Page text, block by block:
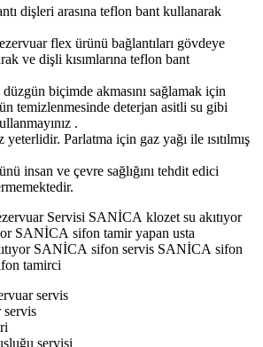
dişleri arasına teflon bant kullanarak
flex ürünü bağlantıları gövdeye
ve dişli kısımlarına teflon bant
biçimde akmasını sağlamak için
temizlenmesinde deterjan asitli su gibi
.
Parlatma için gaz yağı ile ısıtılmış
insan ve çevre sağlığını tehdit edici
Servisi SANİCA klozet su akıtıyor
SANİCA sifon tamir yapan usta
SANİCA sifon servis SANİCA sifon
tamirci
servis
servisi